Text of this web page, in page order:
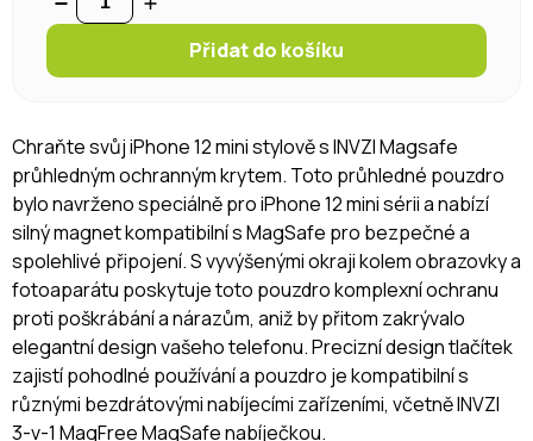
Přidat do košíku
Chraňte svůj iPhone 12 mini stylově s INVZI Magsafe
průhledným ochranným krytem. Toto průhledné pouzdro
bylo navrženo speciálně pro iPhone 12 mini sérii a nabízí
silný magnet kompatibilní s MagSafe pro bezpečné a
spolehlivé připojení. S vyvýšenými okraji kolem obrazovky a
fotoaparátu poskytuje toto pouzdro komplexní ochranu
proti poškrábání a nárazům, aniž by přitom zakrývalo
elegantní design vašeho telefonu. Precizní design tlačítek
zajistí pohodlné používání a pouzdro je kompatibilní s
různými bezdrátovými nabíjecími zařízeními, včetně INVZI
3-v-1 MagFree MagSafe nabíječkou.